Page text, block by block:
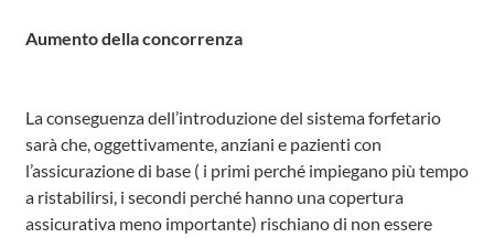
Aumento della concorrenza
La conseguenza dell’introduzione del sistema forfetario
sarà che, oggettivamente, anziani e pazienti con
l’assicurazione di base ( i primi perché impiegano più tempo
a ristabilirsi, i secondi perché hanno una copertura
assicurativa meno importante) rischiano di non essere